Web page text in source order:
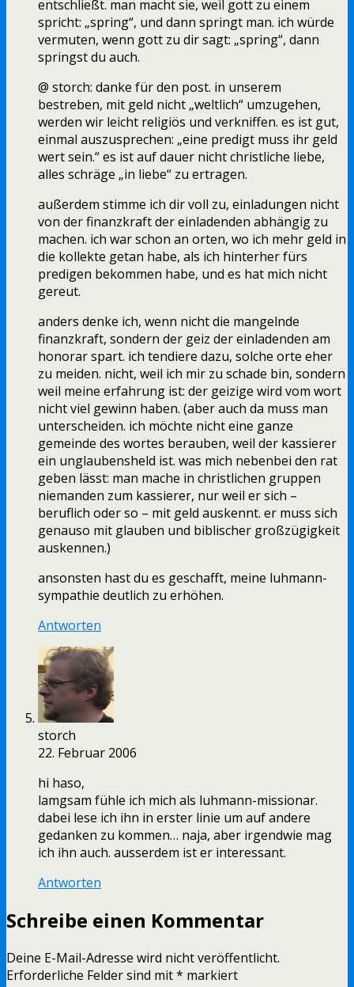
entschließt. man macht sie, weil gott zu einem
spricht: „spring“, und dann springt man. ich würde
vermuten, wenn gott zu dir sagt: „spring“, dann
springst du auch.
@ storch: danke für den post. in unserem
bestreben, mit geld nicht „weltlich“ umzugehen,
werden wir leicht religiös und verkniffen. es ist gut,
einmal auszusprechen: „eine predigt muss ihr geld
wert sein.“ es ist auf dauer nicht christliche liebe,
alles schräge „in liebe“ zu ertragen.
außerdem stimme ich dir voll zu, einladungen nicht
von der finanzkraft der einladenden abhängig zu
machen. ich war schon an orten, wo ich mehr geld in
die kollekte getan habe, als ich hinterher fürs
predigen bekommen habe, und es hat mich nicht
gereut.
anders denke ich, wenn nicht die mangelnde
finanzkraft, sondern der geiz der einladenden am
honorar spart. ich tendiere dazu, solche orte eher
zu meiden. nicht, weil ich mir zu schade bin, sondern
weil meine erfahrung ist: der geizige wird vom wort
nicht viel gewinn haben. (aber auch da muss man
unterscheiden. ich möchte nicht eine ganze
gemeinde des wortes berauben, weil der kassierer
ein unglaubensheld ist. was mich nebenbei den rat
geben lässt: man mache in christlichen gruppen
niemanden zum kassierer, nur weil er sich –
beruflich oder so – mit geld auskennt. er muss sich
genauso mit glauben und biblischer großzügigkeit
auskennen.)
ansonsten hast du es geschafft, meine luhmann-
sympathie deutlich zu erhöhen.
Antworten
storch
22. Februar 2006
hi haso,
lamgsam fühle ich mich als luhmann-missionar.
dabei lese ich ihn in erster linie um auf andere
gedanken zu kommen… naja, aber irgendwie mag
ich ihn auch. ausserdem ist er interessant.
Antworten
Schreibe einen Kommentar
Deine E-Mail-Adresse wird nicht veröffentlicht.
Erforderliche Felder sind mit* markiert